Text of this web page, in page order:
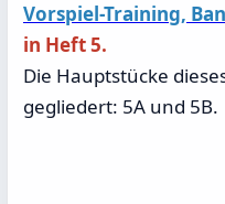
Vorspiel-Training,
in Heft 5.
Die Hauptstücke
gegliedert: 5A und 5B.